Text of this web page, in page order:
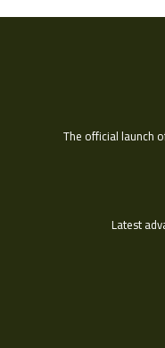
The official launch
Latest